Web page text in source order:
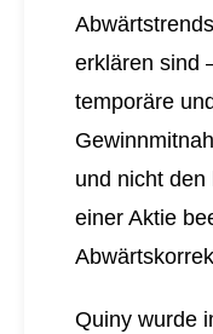
erklären sind
temporäre
und nicht den
einer Aktie
Quiny wurde